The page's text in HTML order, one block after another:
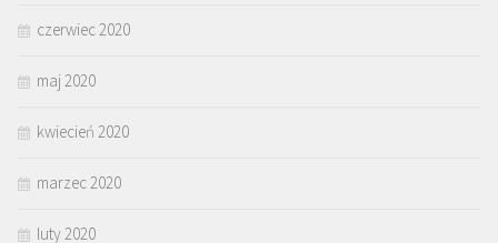
czerwiec 2020
maj 2020
kwiecień 2020
marzec 2020
luty 2020